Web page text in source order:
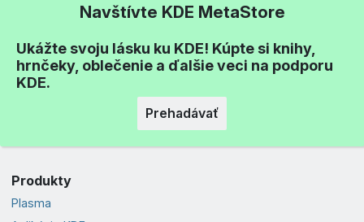
Navštívte KDE MetaStore
Ukážte svoju lásku ku KDE! Kúpte si knihy,
hrnčeky, oblečenie a ďalšie veci na podporu
KDE.
Prehadávať
Produkty
Plasma